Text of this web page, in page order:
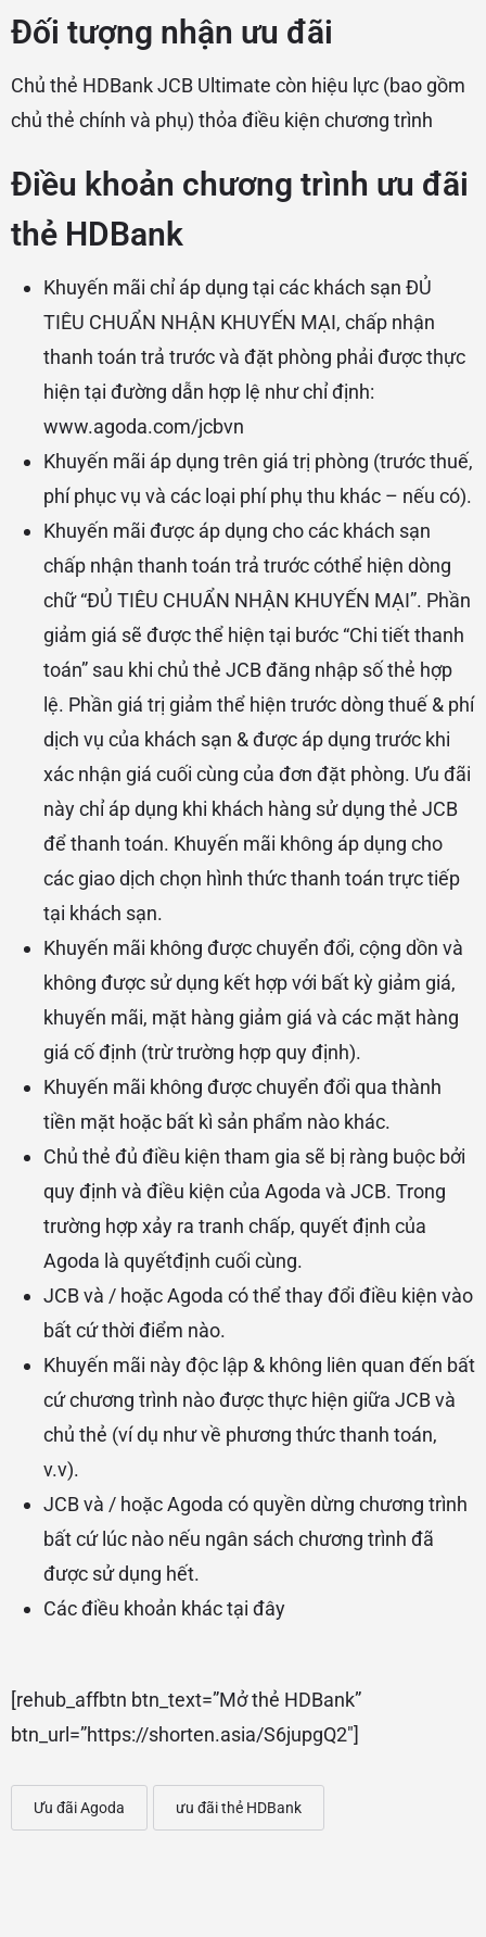
Đối tượng nhận ưu đãi
Chủ thẻ HDBank JCB Ultimate còn hiệu lực (bao gồm
chủ thẻ chính và phụ) thỏa điều kiện chương trình
Điều khoản chương trình ưu đãi
thẻ HDBank
Khuyến mãi chỉ áp dụng tại các khách sạn ĐỦ
TIÊU CHUẨN NHẬN KHUYẾN MẠI, chấp nhận
thanh toán trả trước và đặt phòng phải được thực
hiện tại đường dẫn hợp lệ như chỉ định:
www.agoda.com/jcbvn
Khuyến mãi áp dụng trên giá trị phòng (trước thuế,
phí phục vụ và các loại phí phụ thu khác – nếu có).
Khuyến mãi được áp dụng cho các khách sạn
chấp nhận thanh toán trả trước cóthể hiện dòng
chữ “ĐỦ TIÊU CHUẨN NHẬN KHUYẾN MẠI”. Phần
giảm giá sẽ được thể hiện tại bước “Chi tiết thanh
toán” sau khi chủ thẻ JCB đăng nhập số thẻ hợp
lệ. Phần giá trị giảm thể hiện trước dòng thuế & phí
dịch vụ của khách sạn & được áp dụng trước khi
xác nhận giá cuối cùng của đơn đặt phòng. Ưu đãi
này chỉ áp dụng khi khách hàng sử dụng thẻ JCB
để thanh toán. Khuyến mãi không áp dụng cho
các giao dịch chọn hình thức thanh toán trực tiếp
tại khách sạn.
Khuyến mãi không được chuyển đổi, cộng dồn và
không được sử dụng kết hợp với bất kỳ giảm giá,
khuyến mãi, mặt hàng giảm giá và các mặt hàng
giá cố định (trừ trường hợp quy định).
Khuyến mãi không được chuyển đổi qua thành
tiền mặt hoặc bất kì sản phẩm nào khác.
Chủ thẻ đủ điều kiện tham gia sẽ bị ràng buộc bởi
quy định và điều kiện của Agoda và JCB. Trong
trường hợp xảy ra tranh chấp, quyết định của
Agoda là quyếtđịnh cuối cùng.
JCB và / hoặc Agoda có thể thay đổi điều kiện vào
bất cứ thời điểm nào.
Khuyến mãi này độc lập & không liên quan đến bất
cứ chương trình nào được thực hiện giữa JCB và
chủ thẻ (ví dụ như về phương thức thanh toán,
v.v).
JCB và / hoặc Agoda có quyền dừng chương trình
bất cứ lúc nào nếu ngân sách chương trình đã
được sử dụng hết.
Các điều khoản kháctại đây
[rehub_affbtn btn_text=”Mở thẻ HDBank”
btn_url=”https://shorten.asia/S6jupgQ2″]
Ưu đãi Agoda ưu đãi thẻ HDBank